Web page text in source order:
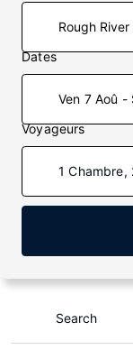
Dates
Ven 7 Aoû -
Voyageurs
1 Chambre,
Search